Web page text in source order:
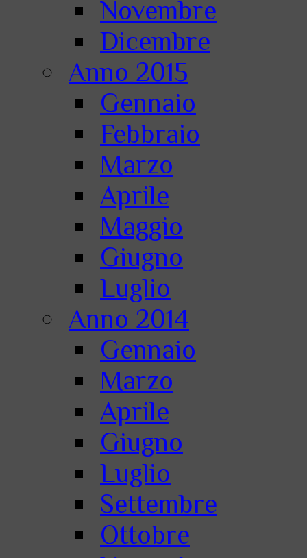
Novembre
Dicembre
Anno 2015
Gennaio
Febbraio
Marzo
Aprile
Maggio
Giugno
Luglio
Anno 2014
Gennaio
Marzo
Aprile
Giugno
Luglio
Settembre
Ottobre